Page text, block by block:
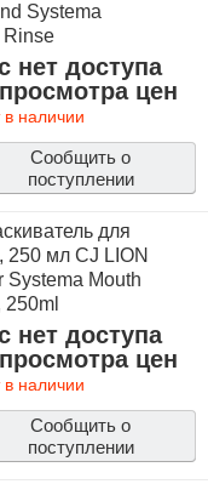
Systema
Rinse
нет доступа
цен
в наличии
Сообщить о
поступлении
для
250 мл CJ LION
Systema Mouth
250ml
нет доступа
цен
в наличии
Сообщить о
поступлении